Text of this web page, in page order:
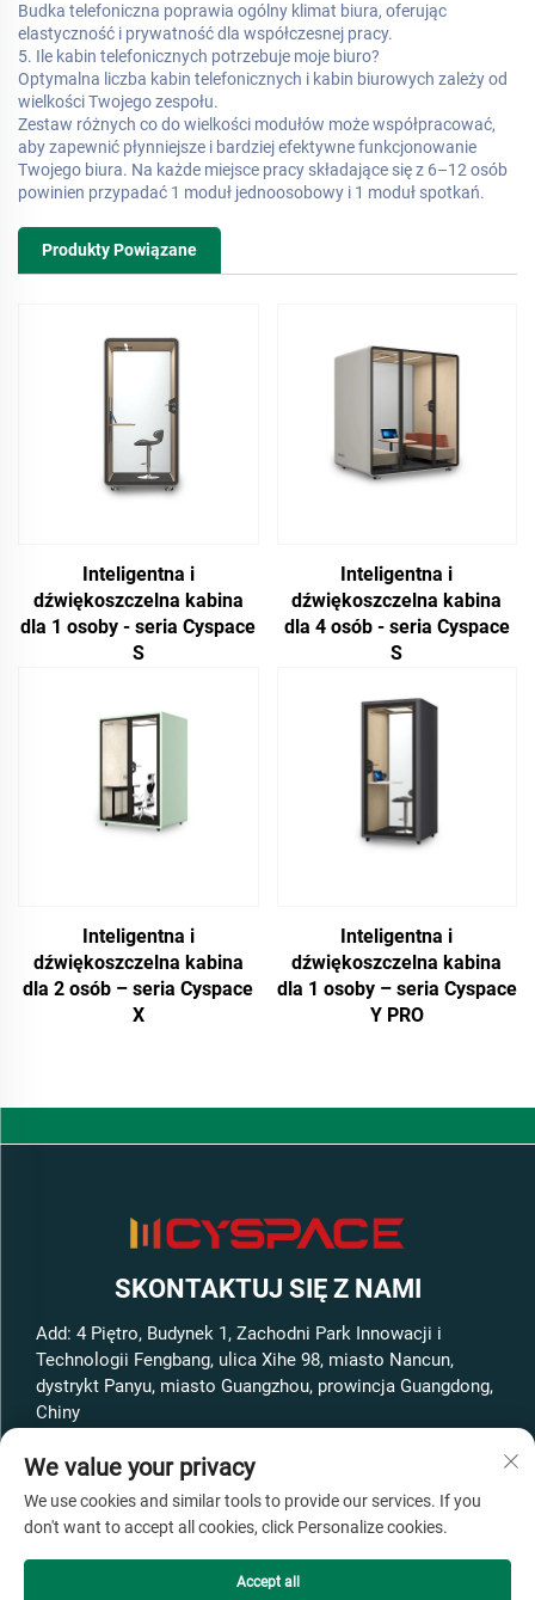
Budka telefoniczna poprawia ogólny klimat biura, oferując
elastyczność i prywatność dla współczesnej pracy.
5. Ile kabin telefonicznych potrzebuje moje biuro?
Optymalna liczba kabin telefonicznych i kabin biurowych zależy od
wielkości Twojego zespołu.
Zestaw różnych co do wielkości modułów może współpracować,
aby zapewnić płynniejsze i bardziej efektywne funkcjonowanie
Twojego biura. Na każde miejsce pracy składające się z 6–12 osób
powinien przypadać 1 moduł jednoosobowy i 1 moduł spotkań.
Produkty Powiązane
Inteligentna i
dźwiękoszczelna kabina
dla 1 osoby - seria Cyspace
S
Inteligentna i
dźwiękoszczelna kabina
dla 4 osób - seria Cyspace
S
Inteligentna i
dźwiękoszczelna kabina
dla 2 osób – seria Cyspace
X
Inteligentna i
dźwiękoszczelna kabina
dla 1 osoby – seria Cyspace
Y PRO
SKONTAKTUJ SIĘ Z NAMI
Add: 4 Piętro, Budynek 1, Zachodni Park Innowacji i
Technologii Fengbang, ulica Xihe 98, miasto Nancun,
dystrykt Panyu, miasto Guangzhou, prowincja Guangdong,
Chiny
[email protected]
Prawa autorskie © GuangZhou Cyspace Intelligent Equipment
Co., Ltd Wszelkie prawa zastrzeżone -
We value your privacy
We use cookies and similar tools to provide our services. If you
don't want to accept all cookies, click Personalize cookies.
Accept all